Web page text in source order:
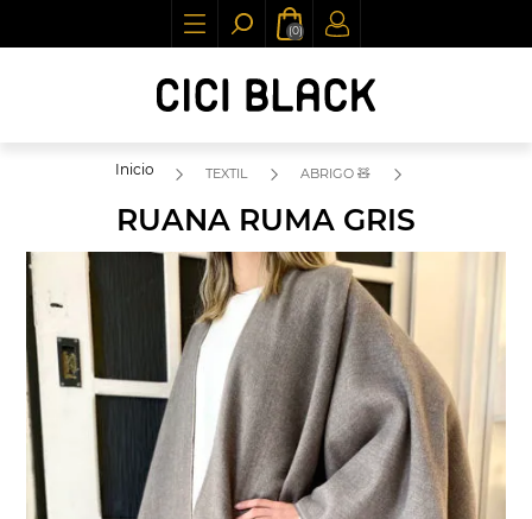
(0)
Inicio TEXTIL ABRIGO 🧸
RUANA RUMA GRIS